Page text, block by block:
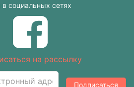
социальных сетях
на рассылку
Подписаться